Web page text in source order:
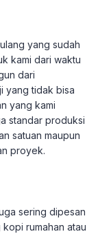
yang sudah
kami dari waktu
dari
yang tidak bisa
yang kami
standar produksi
satuan maupun
proyek.
sering dipesan
rumahan atau